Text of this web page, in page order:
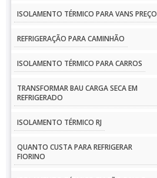
ISOLAMENTO TÉRMICO PARA VANS PREÇO
REFRIGERAÇÃO PARA CAMINHÃO
ISOLAMENTO TÉRMICO PARA CARROS
TRANSFORMAR BAU CARGA SECA EM
REFRIGERADO
ISOLAMENTO TÉRMICO RJ
QUANTO CUSTA PARA REFRIGERAR
FIORINO